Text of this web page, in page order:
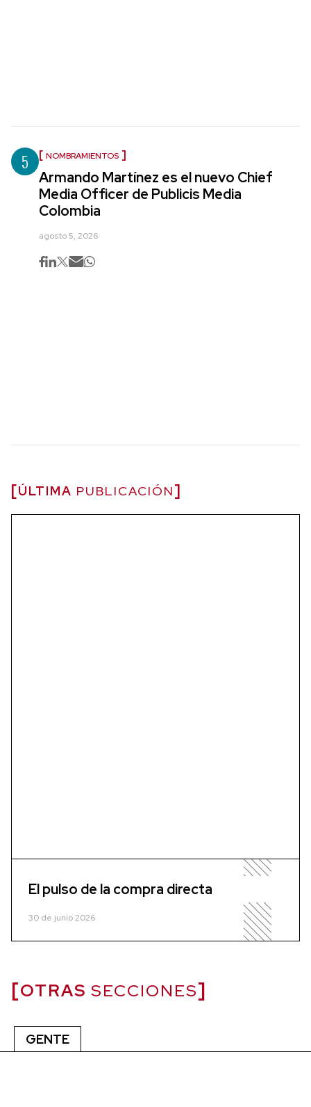
5 NOMBRAMIENTOS
Armando Martínez es el nuevo Chief
Media Officer de Publicis Media
Colombia
agosto 5, 2026
ÚLTIMA PUBLICACIÓN
El pulso de la compra directa
30 de junio 2026
OTRAS SECCIONES
GENTE